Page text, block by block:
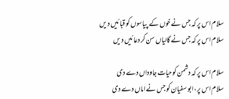
سلام اس پر کہ جس نے خوں کے پیاسوں کو قبائیں دیں
سلام اس پر کہ جس نے گالیاں سن کر دعائیں دیں
سلام اس پر کہ دشمن کو حیات جاوداں دے دی
سلام اس پر، ابو سفیان کو جس نے اماں دے دی